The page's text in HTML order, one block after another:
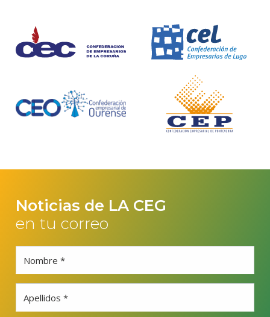
Noticias de LA CEG
en tu correo
Nombre *
Apellidos *